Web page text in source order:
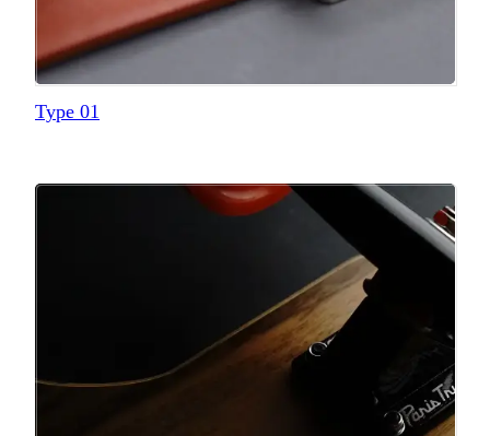
Type 01